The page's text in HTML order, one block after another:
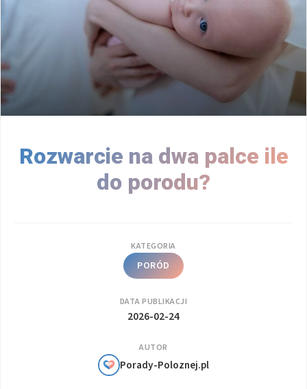
Rozwarcie na dwa palce ile
do porodu?
KATEGORIA
PORÓD
DATA PUBLIKACJI
2026-02-24
AUTOR
Porady-Poloznej.pl